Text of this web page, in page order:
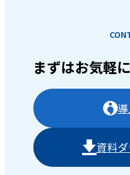
まずはお気軽に
資料